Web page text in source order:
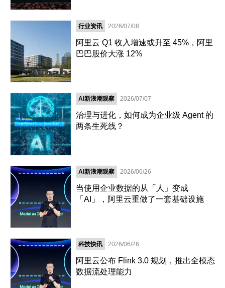
行业资讯 2026/07/08
阿里云 Q1 收入增速或升至 45%，阿里
巴巴股价大涨 12%
AI新浪潮观察 2026/07/07
治理与进化，如何成为企业级 Agent 的
两条生死线？
AI新浪潮观察 2026/06/26
当使用企业数据的从「人」变成
「AI」，阿里云重做了一套基础设施
科技快讯 2026/06/26
阿里云公布 Flink 3.0 规划，推出全模态
数据流处理能力